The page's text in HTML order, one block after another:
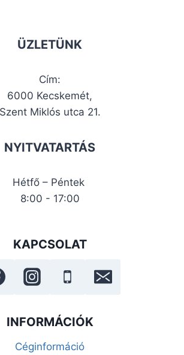
ÜZLETÜNK
Cím:
6000 Kecskemét,
Szent Miklós utca 21.
NYITVATARTÁS
Hétfő – Péntek
8:00 - 17:00
KAPCSOLAT
INFORMÁCIÓK
Céginformáció